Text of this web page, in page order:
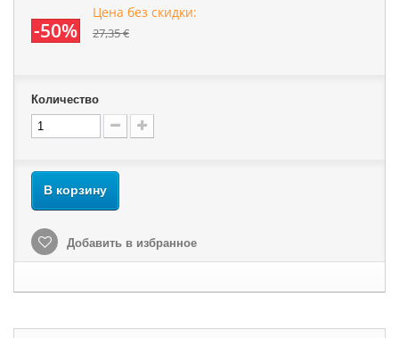
-50%
Цена без скидки:
27,35 €
Количество
В корзину
Добавить в избранное